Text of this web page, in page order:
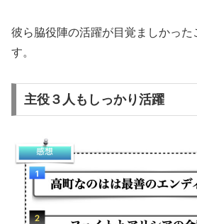
彼ら脇役陣の活躍が目覚ましかった
す。
主役３人もしっかり活躍